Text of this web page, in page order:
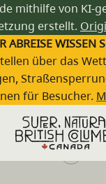
mithilfe von KI-
erstellt.
ABREISE WISSEN
über das
für Besucher.
Park